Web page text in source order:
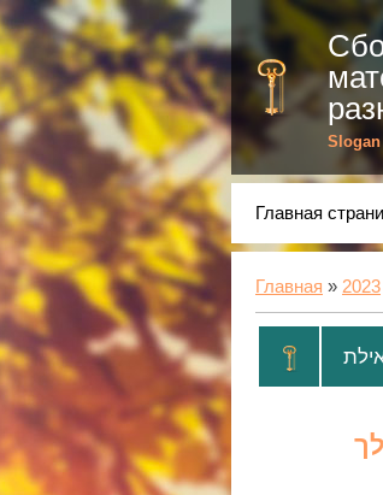
Главная
Главная » 2023